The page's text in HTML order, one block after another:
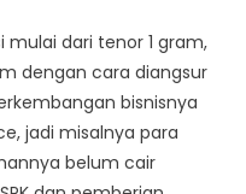
dari tenor 1 gram,
dengan cara diangsur
bisnisnya
jadi misalnya para
belum cair